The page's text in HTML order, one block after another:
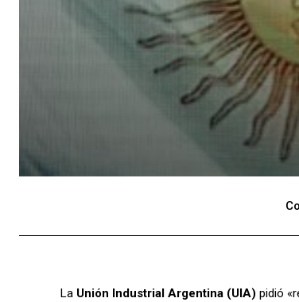
La Unión Industrial Argentina (UIA) pidió